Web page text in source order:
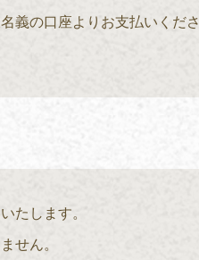
義の口座よりお支払いくださ
たします。
せん。